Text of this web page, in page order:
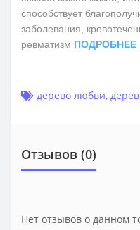
способствует
заболевания,
ревматизм ПОДРОБНЕЕ
дерево любви,
Отзывов (0)
Нет отзывов о данном